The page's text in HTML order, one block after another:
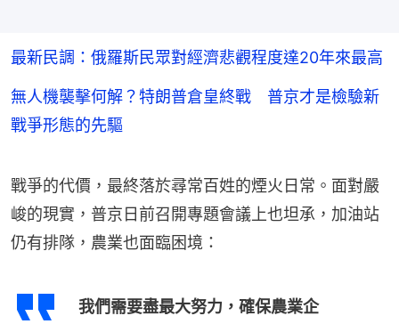
最新民調：俄羅斯民眾對經濟悲觀程度達20年來最高
無人機襲擊何解？特朗普倉皇終戰 普京才是檢驗新
戰爭形態的先驅
戰爭的代價，最終落於尋常百姓的煙火日常。面對嚴
峻的現實，普京日前召開專題會議上也坦承，加油站
仍有排隊，農業也面臨困境：
我們需要盡最大努力，確保農業企